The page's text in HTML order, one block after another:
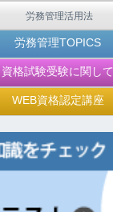
労務管理活用法
労務管理TOPICS
資格試験受験に関して
WEB資格認定講座